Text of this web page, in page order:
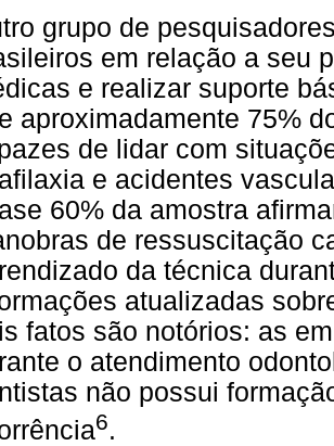
grupo de
em relação a seu
e realizar suporte
aproximadamente 75%
de lidar com
e acidentes
60% da amostra
de ressuscitação
da técnica
atualizadas
fatos são notórios: as
o atendimento
não possui
6.